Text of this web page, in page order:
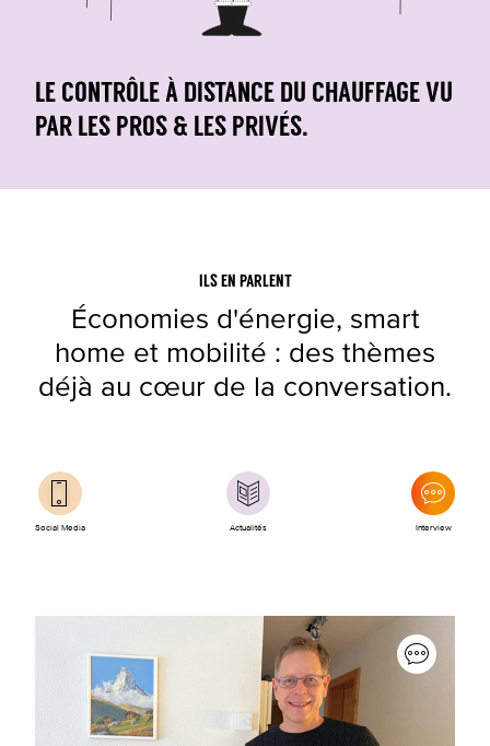
Le contrôle à distance du chauffage vu
par les pros & les privés.
ILS EN PARLENT
Économies d'énergie, smart
home et mobilité : des thèmes
déjà au cœur de la conversation.
Social Media Actualités Interview